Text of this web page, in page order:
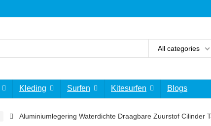
All categories
Kleding Surfen Kitesurfen Blogs
Aluminiumlegering Waterdichte Draagbare Zuurstof Cilinder